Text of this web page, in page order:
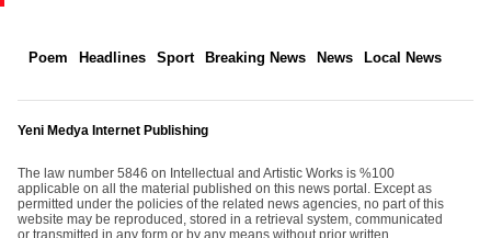
Poem Headlines Sport Breaking News News Local News
Yeni Medya Internet Publishing
The law number 5846 on Intellectual and Artistic Works is %100
applicable on all the material published on this news portal. Except as
permitted under the policies of the related news agencies, no part of this
website may be reproduced, stored in a retrieval system, communicated
or transmitted in any form or by any means without prior written